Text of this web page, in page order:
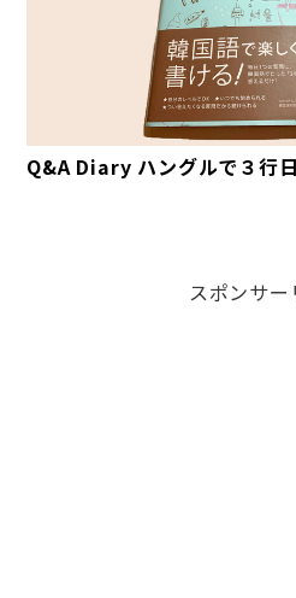
Q&A Diary ハングルで３行
スポンサー